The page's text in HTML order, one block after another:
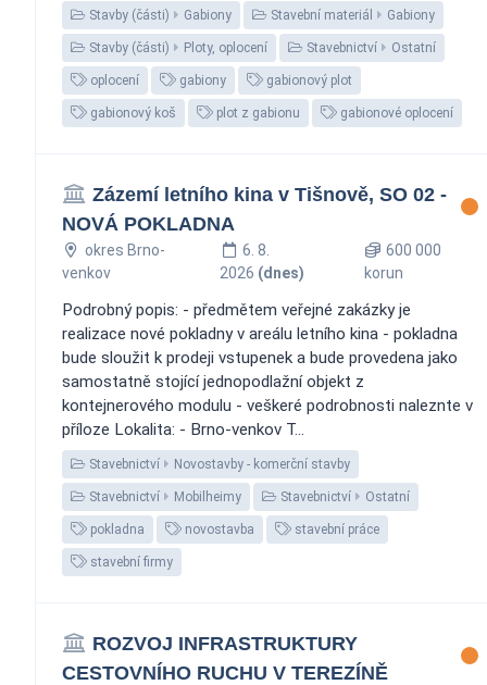
Stavby (části) Gabiony Stavební materiál Gabiony
Stavby (části) Ploty, oplocení Stavebnictví Ostatní
oplocení gabiony gabionový plot
gabionový koš plot z gabionu gabionové oplocení
Zázemí letního kina v Tišnově, SO 02 -
NOVÁ POKLADNA
okres Brno-
venkov
6. 8.
2026 (dnes)
600 000
korun
Podrobný popis: - předmětem veřejné zakázky je
realizace nové pokladny v areálu letního kina - pokladna
bude sloužit k prodeji vstupenek a bude provedena jako
samostatně stojící jednopodlažní objekt z
kontejnerového modulu - veškeré podrobnosti naleznte v
příloze Lokalita: - Brno-venkov T...
Stavebnictví Novostavby - komerční stavby
Stavebnictví Mobilheimy Stavebnictví Ostatní
pokladna novostavba stavební práce
stavební firmy
ROZVOJ INFRASTRUKTURY
CESTOVNÍHO RUCHU V TEREZÍNĚ